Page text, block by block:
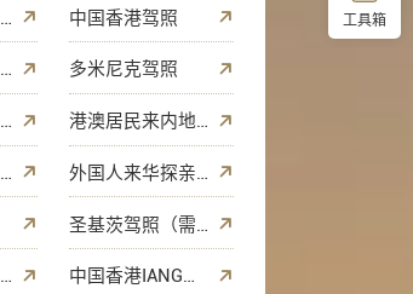
外国人来华商贸（M）签证 中国香港驾照
加拿大枫叶卡续签（永居卡续签） 多米尼克驾照
取消马来西亚第二家园身份 港澳居民来内地定居
中国香港输入内地人才签证续期 外国人来华探亲（Q）签证
圣基茨驾照（需登陆办理）
菲律宾无登陆办理退存款 中国香港IANG签证续期
工具箱